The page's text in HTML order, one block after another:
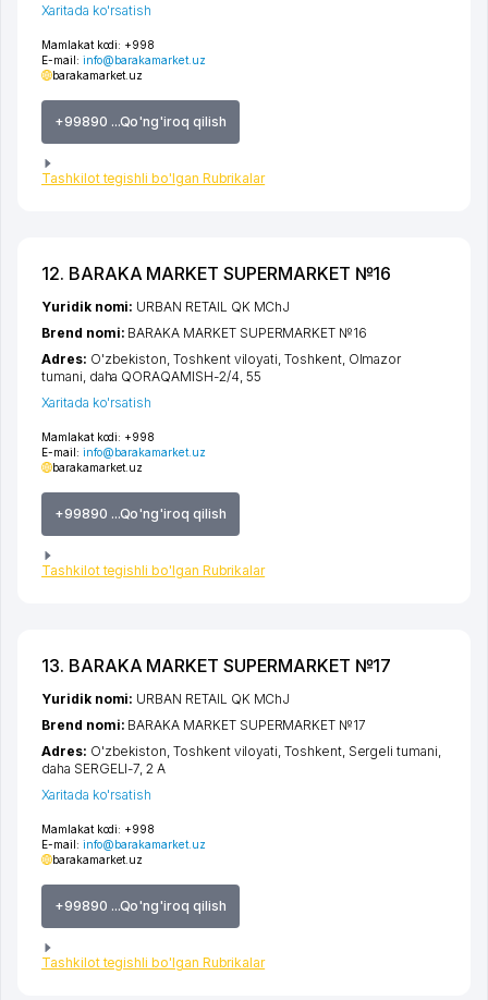
Mamlakat kodi: +998
E-mail: info@barakamarket.uz
barakamarket.uz
+99890 ...Qo'ng'iroq qilish
Tashkilot tegishli bo'lgan Rubrikalar
Xaritada ko'rsatish
12. BARAKA MARKET SUPERMARKET №16
Mamlakat kodi: +998
E-mail: info@barakamarket.uz
barakamarket.uz
+99890 ...Qo'ng'iroq qilish
Tashkilot tegishli bo'lgan Rubrikalar
Yuridik nomi: URBAN RETAIL QK MChJ
Brend nomi: BARAKA MARKET SUPERMARKET №16
Adres: O'zbekiston,Toshkent viloyati ,Toshkent, Olmazor
tumani daha QORAQAMISH-2/4 , 55
Xaritada ko'rsatish
13. BARAKA MARKET SUPERMARKET №17
Mamlakat kodi: +998
E-mail: info@barakamarket.uz
barakamarket.uz
+99890 ...Qo'ng'iroq qilish
Tashkilot tegishli bo'lgan Rubrikalar
Yuridik nomi: URBAN RETAIL QK MChJ
Brend nomi: BARAKA MARKET SUPERMARKET №17
Adres: O'zbekiston,Toshkent viloyati,Toshkent, Sergeli tumani,
daha SERGELI-7, 2 A
Xaritada ko'rsatish